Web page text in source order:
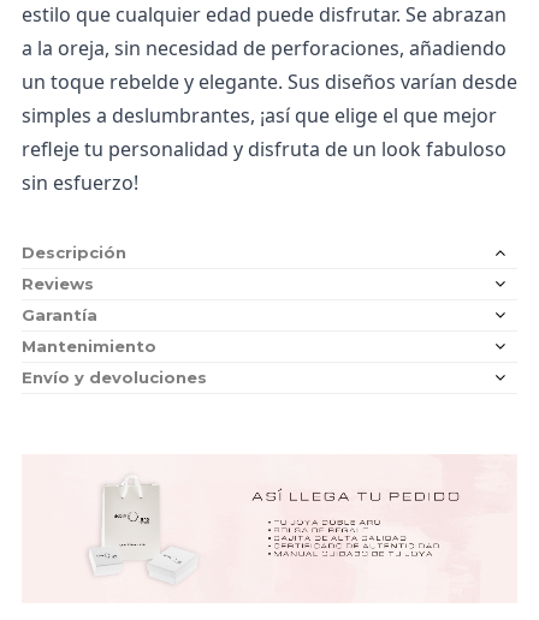
estilo que cualquier edad puede disfrutar. Se abrazan
a la oreja, sin necesidad de perforaciones, añadiendo
un toque rebelde y elegante. Sus diseños varían desde
simples a deslumbrantes, ¡así que elige el que mejor
refleje tu personalidad y disfruta de un look fabuloso
sin esfuerzo!
Descripción
Reviews
Garantía
Mantenimiento
Envío y devoluciones